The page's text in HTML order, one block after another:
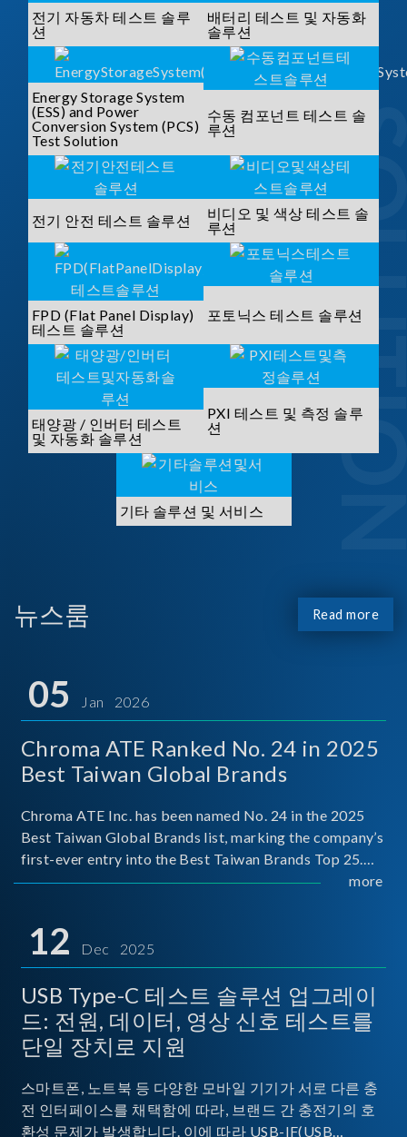
전기 자동차 테스트 솔루
션
배터리 테스트 및 자동화
솔루션
Energy Storage System
(ESS) and Power
Conversion System (PCS)
Test Solution
수동 컴포넌트 테스트 솔
루션
전기 안전 테스트 솔루션
비디오 및 색상 테스트 솔
루션
FPD (Flat Panel Display)
테스트 솔루션
포토닉스 테스트 솔루션
태양광 / 인버터 테스트
및 자동화 솔루션
PXI 테스트 및 측정 솔루
션
기타 솔루션 및 서비스
뉴스룸 Read more
05 Jan 2026
Chroma ATE Ranked No. 24 in 2025
Best Taiwan Global Brands
Chroma ATE Inc. has been named No. 24 in the 2025
Best Taiwan Global Brands list, marking the company’s
first-ever entry into the Best Taiwan Brands Top 25.
This recognition represents a significant milestone for
more
12 Dec 2025
USB Type-C 테스트 솔루션 업그레이
드: 전원, 데이터, 영상 신호 테스트를
단일 장치로 지원
스마트폰, 노트북 등 다양한 모바일 기기가 서로 다른 충
전 인터페이스를 채택함에 따라, 브랜드 간 충전기의 호
환성 문제가 발생합니다. 이에 따라 USB-IF(USB